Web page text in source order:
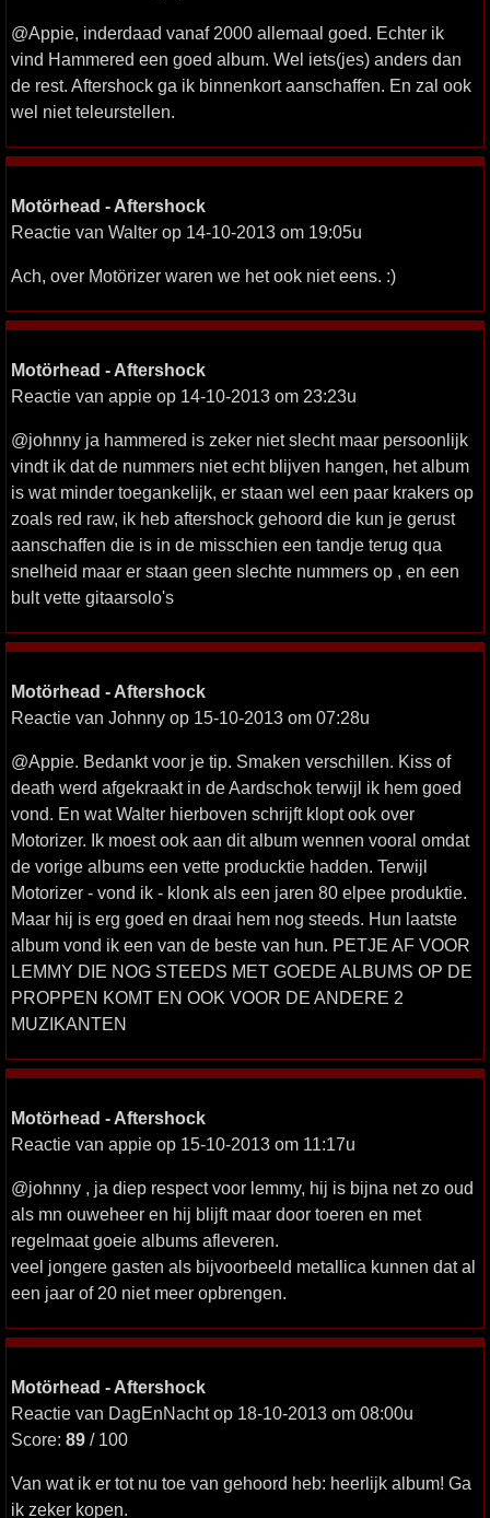
@Appie, inderdaad vanaf 2000 allemaal goed. Echter ik
vind Hammered een goed album. Wel iets(jes) anders dan
de rest. Aftershock ga ik binnenkort aanschaffen. En zal ook
wel niet teleurstellen.
Motörhead - Aftershock
Reactie van Walter op 14-10-2013 om 19:05u
Ach, over Motörizer waren we het ook niet eens. :)
Motörhead - Aftershock
Reactie van appie op 14-10-2013 om 23:23u
@johnny ja hammered is zeker niet slecht maar persoonlijk
vindt ik dat de nummers niet echt blijven hangen, het album
is wat minder toegankelijk, er staan wel een paar krakers op
zoals red raw, ik heb aftershock gehoord die kun je gerust
aanschaffen die is in de misschien een tandje terug qua
snelheid maar er staan geen slechte nummers op , en een
bult vette gitaarsolo's
Motörhead - Aftershock
Reactie van Johnny op 15-10-2013 om 07:28u
@Appie. Bedankt voor je tip. Smaken verschillen. Kiss of
death werd afgekraakt in de Aardschok terwijl ik hem goed
vond. En wat Walter hierboven schrijft klopt ook over
Motorizer. Ik moest ook aan dit album wennen vooral omdat
de vorige albums een vette producktie hadden. Terwijl
Motorizer - vond ik - klonk als een jaren 80 elpee produktie.
Maar hij is erg goed en draai hem nog steeds. Hun laatste
album vond ik een van de beste van hun. PETJE AF VOOR
LEMMY DIE NOG STEEDS MET GOEDE ALBUMS OP DE
PROPPEN KOMT EN OOK VOOR DE ANDERE 2
MUZIKANTEN
Motörhead - Aftershock
Reactie van appie op 15-10-2013 om 11:17u
@johnny , ja diep respect voor lemmy, hij is bijna net zo oud
als mn ouweheer en hij blijft maar door toeren en met
regelmaat goeie albums afleveren.
veel jongere gasten als bijvoorbeeld metallica kunnen dat al
een jaar of 20 niet meer opbrengen.
Motörhead - Aftershock
Reactie van DagEnNacht op 18-10-2013 om 08:00u
Score: 89 / 100
Van wat ik er tot nu toe van gehoord heb: heerlijk album! Ga
ik zeker kopen.